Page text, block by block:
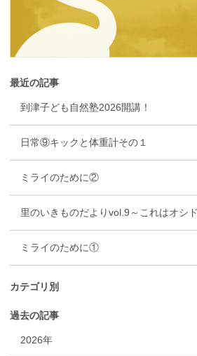
最近の記事
到津子ども自然塾2026開講！
日常⑨キックと体重計その１
ミライのために②
里のいきものだよりvol.9～これはオシ
ミライのために①
カテゴリ別
過去の記事
2026年